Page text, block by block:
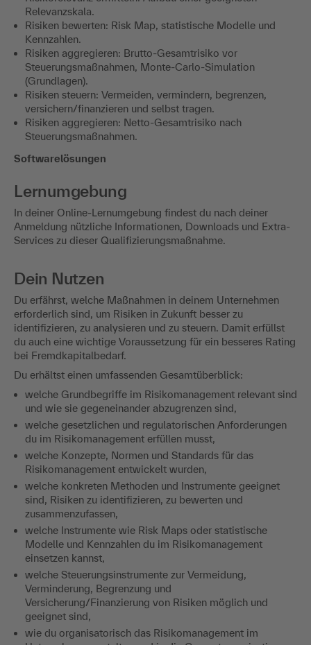
Relevanzskala.
Risiken bewerten: Risk Map, statistische Modelle und
Kennzahlen.
Risiken aggregieren: Brutto-Gesamtrisiko vor
Steuerungsmaßnahmen, Monte-Carlo-Simulation
(Grundlagen).
Risiken steuern: Vermeiden, vermindern, begrenzen,
versichern/finanzieren und selbst tragen.
Risiken aggregieren: Netto-Gesamtrisiko nach
Steuerungsmaßnahmen.
Softwarelösungen
Lernumgebung
In deiner Online-Lernumgebung findest du nach deiner
Anmeldung nützliche Informationen, Downloads und Extra-
Services zu dieser Qualifizierungsmaßnahme.
Dein Nutzen
Du erfährst, welche Maßnahmen in deinem Unternehmen
erforderlich sind, um Risiken in Zukunft besser zu
identifizieren, zu analysieren und zu steuern. Damit erfüllst
du auch eine wichtige Voraussetzung für ein besseres Rating
bei Fremdkapitalbedarf.
Du erhältst einen umfassenden Gesamtüberblick:
welche Grundbegriffe im Risikomanagement relevant sind
und wie sie gegeneinander abzugrenzen sind,
welche gesetzlichen und regulatorischen Anforderungen
du im Risikomanagement erfüllen musst,
welche Konzepte, Normen und Standards für das
Risikomanagement entwickelt wurden,
welche konkreten Methoden und Instrumente geeignet
sind, Risiken zu identifizieren, zu bewerten und
zusammenzufassen,
welche Instrumente wie Risk Maps oder statistische
Modelle und Kennzahlen du im Risikomanagement
einsetzen kannst,
welche Steuerungsinstrumente zur Vermeidung,
Verminderung, Begrenzung und
Versicherung/Finanzierung von Risiken möglich und
geeignet sind,
wie du organisatorisch das Risikomanagement im